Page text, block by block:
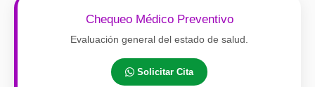
Chequeo Médico Preventivo
Evaluación general del estado de salud.
Solicitar Cita